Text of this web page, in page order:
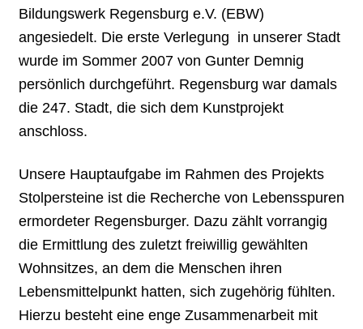
Bildungswerk Regensburg e.V. (EBW)
angesiedelt. Die erste Verlegung in unserer Stadt
wurde im Sommer 2007 von Gunter Demnig
persönlich durchgeführt. Regensburg war damals
die 247. Stadt, die sich dem Kunstprojekt
anschloss.
Unsere Hauptaufgabe im Rahmen des Projekts
Stolpersteine ist die Recherche von Lebensspuren
ermordeter Regensburger. Dazu zählt vorrangig
die Ermittlung des zuletzt freiwillig gewählten
Wohnsitzes, an dem die Menschen ihren
Lebensmittelpunkt hatten, sich zugehörig fühlten.
Hierzu besteht eine enge Zusammenarbeit mit